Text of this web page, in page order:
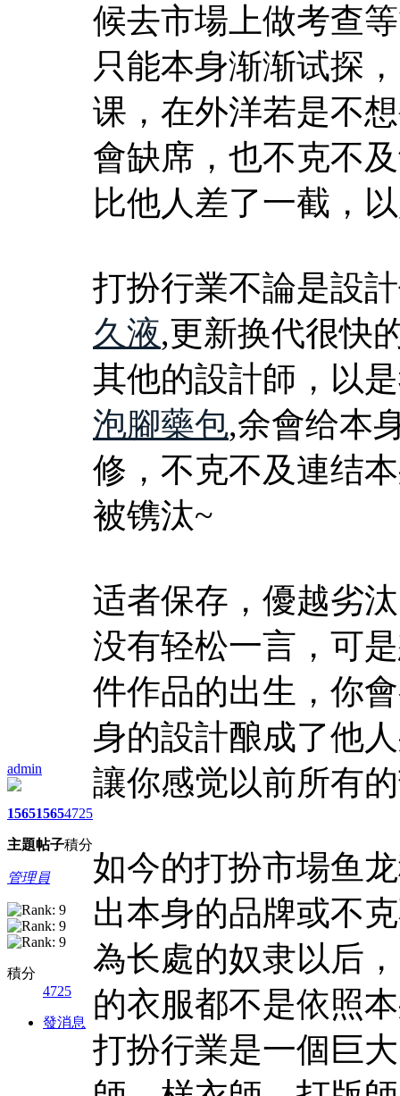
admin
1565
主題
1565
帖子
4725
積分
管理員
積分
4725
發消息
候去市場上做考查
只能本身渐渐试探
课，在外洋若是不
會缺席，也不克不
比他人差了一截，
打扮行業不論是設
久液,更新换代很快
其他的設計師，以
泡腳藥包,余會给本
修，不克不及連结
被镌汰~
适者保存，優越劣
没有轻松一言，可
件作品的出生，你
身的設計酿成了他
讓你感觉以前所有
如今的打扮市場鱼
出本身的品牌或不
為长處的奴隶以后
的衣服都不是依照
打扮行業是一個巨